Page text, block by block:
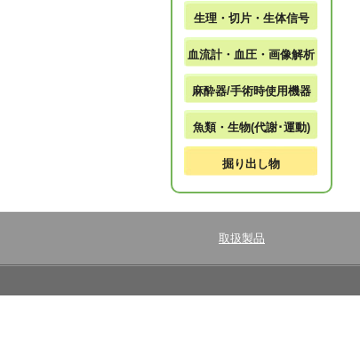
生理・切片・生体信号
血流計・血圧・画像解析
麻酔器/手術時使用機器
魚類・生物(代謝･運動)
掘り出し物
取扱製品